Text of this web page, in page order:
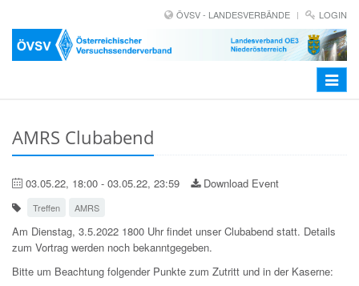
ÖVSV - LANDESVERBÄNDE LOGIN
Toggle
AMRS Clubabend
03.05.22, 18:00 - 03.05.22, 23:59 Download Event
Treffen AMRS
Am Dienstag, 3.5.2022 1800 Uhr findet unser Clubabend statt. Details
zum Vortrag werden noch bekanntgegeben.
Bitte um Beachtung folgender Punkte zum Zutritt und in der Kaserne: